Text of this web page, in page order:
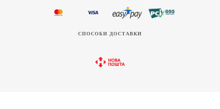
СПОСОБИ ДОСТАВКИ